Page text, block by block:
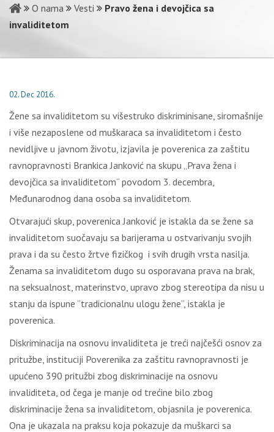
O nama Vesti
Pravo žena i devojčica sa
invaliditetom
02. Dec 2016.
Žene sa invaliditetom su višestruko diskriminisane, siromašnije
i više nezaposlene od muškaraca sa invaliditetom i često
nevidlјive u javnom životu, izjavila je poverenica za zaštitu
ravnopravnosti Brankica Janković na skupu „Prava žena i
devojčica sa invaliditetom“ povodom 3. decembra,
Međunarodnog dana osoba sa invaliditetom.
Otvarajući skup, poverenica Janković je istakla da se žene sa
invaliditetom suočavaju sa barijerama u ostvarivanju svojih
prava i da su često žrtve fizičkog i svih drugih vrsta nasilјa.
Ženama sa invaliditetom dugo su osporavana prava na brak,
na seksualnost, materinstvo, upravo zbog stereotipa da nisu u
stanju da ispune “tradicionalnu ulogu žene”, istakla je
poverenica.
Diskriminacija na osnovu invaliditeta je treći najčešći osnov za
pritužbe, instituciji Poverenika za zaštitu ravnopravnosti je
upućeno 390 pritužbi zbog diskriminacije na osnovu
invaliditeta, od čega je manje od trećine bilo zbog
diskriminacije žena sa invaliditetom, objasnila je poverenica.
Ona je ukazala na praksu koja pokazuje da muškarci sa